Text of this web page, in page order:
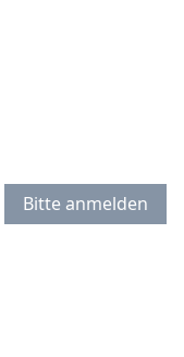
Bitte anmelden